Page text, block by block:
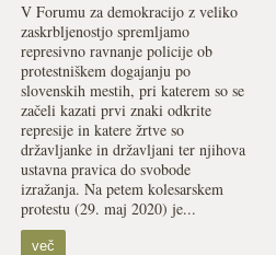
V Forumu za demokracijo z veliko
zaskrbljenostjo spremljamo
represivno ravnanje policije ob
protestniškem dogajanju po
slovenskih mestih, pri katerem so se
začeli kazati prvi znaki odkrite
represije in katere žrtve so
državljanke in državljani ter njihova
ustavna pravica do svobode
izražanja. Na petem kolesarskem
protestu (29. maj 2020) je...
več